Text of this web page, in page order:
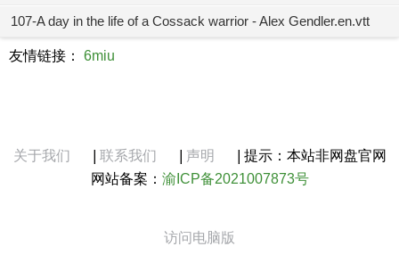
107-A day in the life of a Cossack warrior - Alex Gendler.en.vtt
友情链接： 6miu
关于我们 联系我们 声明
提示：本站非网盘官网
网站备案： 渝ICP备2021007873号
访问电脑版